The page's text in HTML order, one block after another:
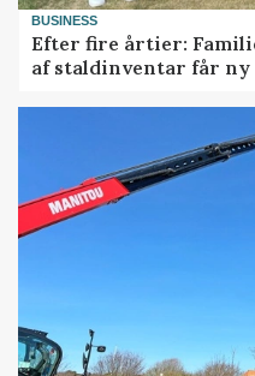
BUSINESS
Efter fire årtier:
af staldinventar får ny